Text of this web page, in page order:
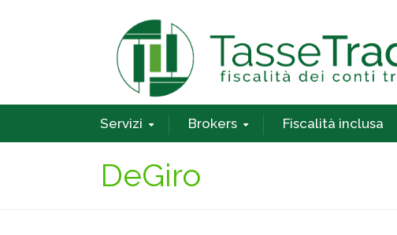
Servizi Brokers Fiscalità inclusa
DeGiro